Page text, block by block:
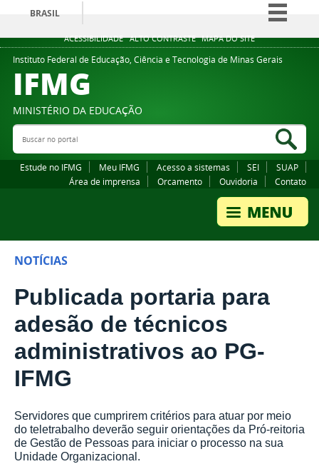
ACESSIBILIDADE ALTO CONTRASTE MAPA DO SITE
BRASIL
Simplifique!
Comunica BR
Legislação
Instituto Federal de Educação, Ciência e Tecnologia de Minas Gerais
IFMG
MINISTÉRIO DA EDUCAÇÃO
Buscar no portal
Estude no IFMG Meu IFMG Acesso a sistemas SEI
SUAP
Área de imprensa
Orcamento Ouvidoria Contato
NOTÍCIAS
Publicada portaria para
adesão de técnicos
administrativos ao PG-
IFMG
Servidores que cumprirem critérios para atuar por meio
do teletrabalho deverão seguir orientações da Pró-reitoria
de Gestão de Pessoas para iniciar o processo na sua
Unidade Organizacional.